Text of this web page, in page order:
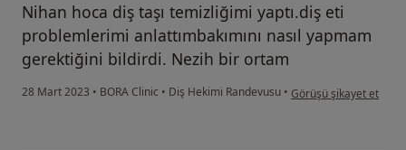
Nihan hoca diş taşı temizliğimi yaptı.diş eti
problemlerimi anlattımbakımını nasıl yapmam
gerektiğini bildirdi. Nezih bir ortam
28 Mart 2023 • BORA Clinic • Diş Hekimi Randevusu • kullanıcının görüşüne
Görüşü şikayet et